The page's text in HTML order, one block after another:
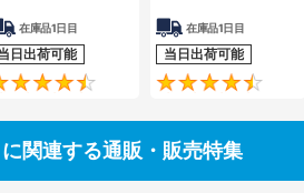
4.7
在庫品1日目
日出荷可能
4.6
在庫品1日目
当日出荷可能
関連する通販・販売特集